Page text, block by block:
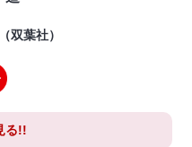
双葉社）
る!!